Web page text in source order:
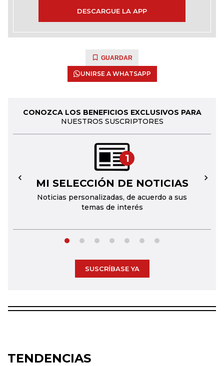
DESCARGUE LA APP
GUARDAR
UNIRSE A WHATSAPP
CONOZCA LOS BENEFICIOS EXCLUSIVOS PARA
NUESTROS SUSCRIPTORES
1
MI SELECCIÓN DE NOTICIAS
Noticias personalizadas, de acuerdo a sus
temas de interés
← →
SUSCRÍBASE YA
TENDENCIAS